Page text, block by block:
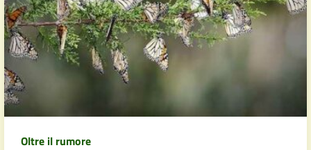
Oltre il rumore